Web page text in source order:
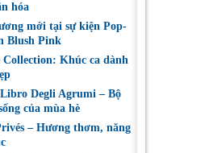
hóa
mới tại sự kiện Pop-
Blush Pink
Khúc ca dành
Degli Agrumi – Bộ
của mùa hè
– Hương thơm, năng